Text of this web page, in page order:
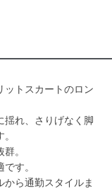
ットスカートのロン
揺れ、さりげなく脚
。
す。
から通勤スタイルま